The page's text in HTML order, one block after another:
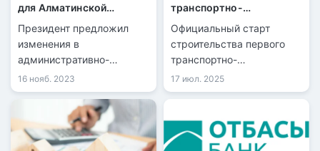
для Алматинской
Области
Президент предложил
изменения в
административно-
территориальной
структуре Алматинской
области, согласно
которым село Жетыген в
Илийском районе будет
16 нояб. 2023
транспортно-
логистического центра
Официальный старт
строительства первого
транспортно-
логистического
комплекса «Тобыл» на
состоялся в Костанае.
17 июл. 2025